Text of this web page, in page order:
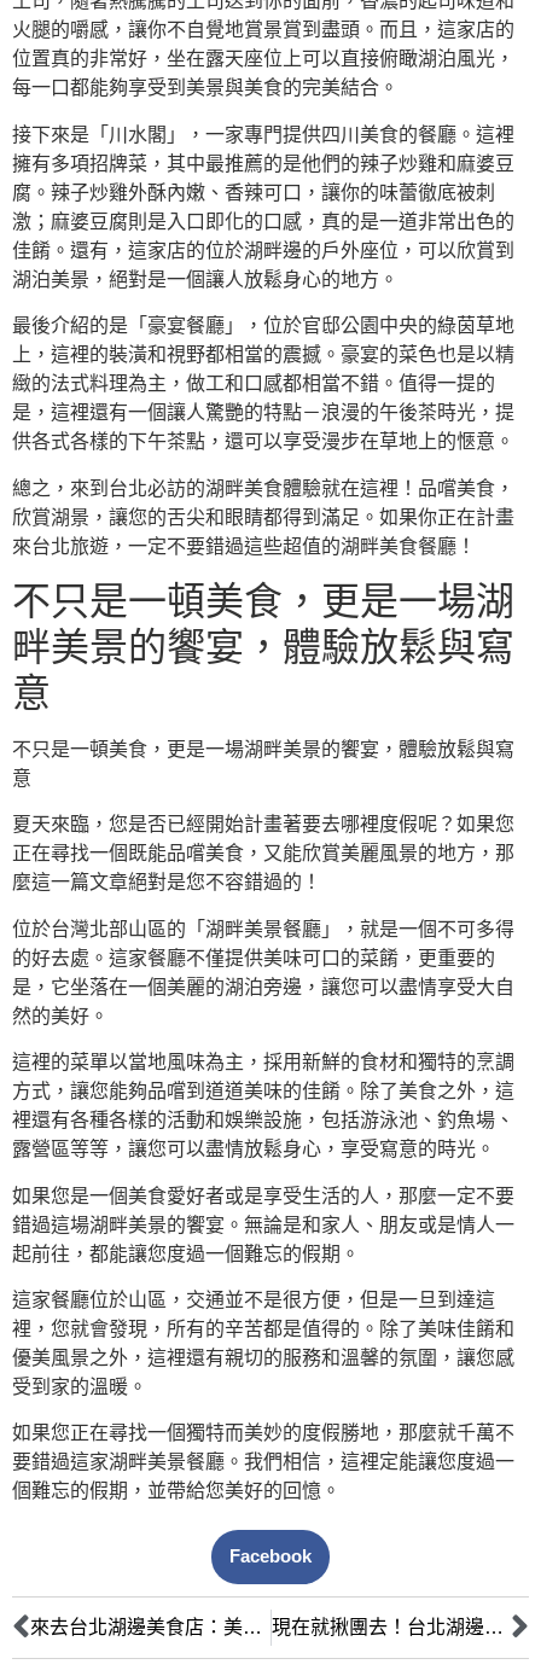
火腿的嚼感，讓你不自覺地賞景賞到盡頭。而且，這家店的
位置真的非常好，坐在露天座位上可以直接俯瞰湖泊風光，
每一口都能夠享受到美景與美食的完美結合。
接下來是「川水閣」，一家專門提供四川美食的餐廳。這裡
擁有多項招牌菜，其中最推薦的是他們的辣子炒雞和麻婆豆
腐。辣子炒雞外酥內嫩、香辣可口，讓你的味蕾徹底被刺
激；麻婆豆腐則是入口即化的口感，真的是一道非常出色的
佳餚。還有，這家店的位於湖畔邊的戶外座位，可以欣賞到
湖泊美景，絕對是一個讓人放鬆身心的地方。
最後介紹的是「豪宴餐廳」，位於官邸公園中央的綠茵草地
上，這裡的裝潢和視野都相當的震撼。豪宴的菜色也是以精
緻的法式料理為主，做工和口感都相當不錯。值得一提的
是，這裡還有一個讓人驚艷的特點－浪漫的午後茶時光，提
供各式各樣的下午茶點，還可以享受漫步在草地上的愜意。
總之，來到台北必訪的湖畔美食體驗就在這裡！品嚐美食，
欣賞湖景，讓您的舌尖和眼睛都得到滿足。如果你正在計畫
來台北旅遊，一定不要錯過這些超值的湖畔美食餐廳！
不只是一頓美食，更是一場湖
畔美景的饗宴，體驗放鬆與寫
意
不只是一頓美食，更是一場湖畔美景的饗宴，體驗放鬆與寫
意
夏天來臨，您是否已經開始計畫著要去哪裡度假呢？如果您
正在尋找一個既能品嚐美食，又能欣賞美麗風景的地方，那
麼這一篇文章絕對是您不容錯過的！
位於台灣北部山區的「湖畔美景餐廳」，就是一個不可多得
的好去處。這家餐廳不僅提供美味可口的菜餚，更重要的
是，它坐落在一個美麗的湖泊旁邊，讓您可以盡情享受大自
然的美好。
這裡的菜單以當地風味為主，採用新鮮的食材和獨特的烹調
方式，讓您能夠品嚐到道道美味的佳餚。除了美食之外，這
裡還有各種各樣的活動和娛樂設施，包括游泳池、釣魚場、
露營區等等，讓您可以盡情放鬆身心，享受寫意的時光。
如果您是一個美食愛好者或是享受生活的人，那麼一定不要
錯過這場湖畔美景的饗宴。無論是和家人、朋友或是情人一
起前往，都能讓您度過一個難忘的假期。
這家餐廳位於山區，交通並不是很方便，但是一旦到達這
裡，您就會發現，所有的辛苦都是值得的。除了美味佳餚和
優美風景之外，這裡還有親切的服務和溫馨的氛圍，讓您感
受到家的溫暖。
如果您正在尋找一個獨特而美妙的度假勝地，那麼就千萬不
要錯過這家湖畔美景餐廳。我們相信，這裡定能讓您度過一
個難忘的假期，並帶給您美好的回憶。
Facebook
來去台北湖邊美食店：美味佳餚與景色交融的完美組合 現在就揪團去！台北湖邊5大美食店必嚐招牌菜